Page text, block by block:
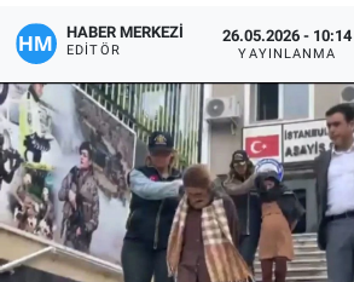
HABER MERKEZİ
EDITÖR
26.05.2026 - 10:14
YAYINLANMA
Sağlık
Eğitim
Yaşam
Kültür Sanat
Son Dakika Haberleri
Haber Arşivi